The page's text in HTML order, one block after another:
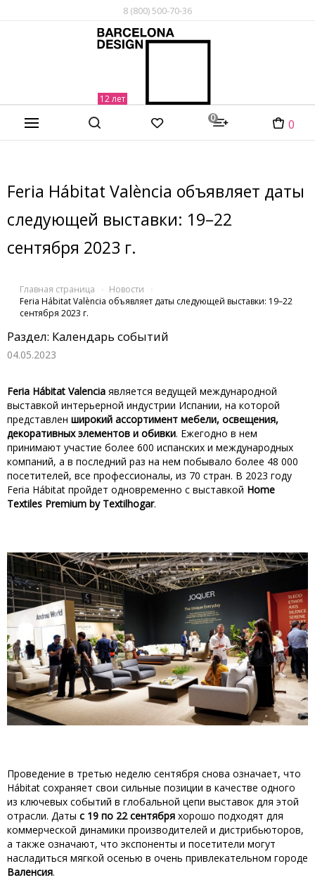
8 (800) 500-70-36
0 0
Feria Hábitat València объявляет даты
следующей выставки: 19–22
сентября 2023 г.
Главная страница
Новости
Feria Hábitat València объявляет даты следующей выставки: 19–22
сентября 2023 г.
Раздел: Календарь событий
04.05.2023
Feria Hábitat Valencia является ведущей международной
выставкой интерьерной индустрии Испании, на которой
представлен широкий ассортимент мебели, освещения,
декоративных элементов и обивки. Ежегодно в нем
принимают участие более 600 испанских и международных
компаний, а в последний раз на нем побывало более 48 000
посетителей, все профессионалы, из 70 стран. В 2023 году
Feria Hábitat пройдет одновременно с выставкой Home
Textiles Premium by Textilhogar.
Проведение в третью неделю сентября снова означает, что
Hábitat сохраняет свои сильные позиции в качестве одного
из ключевых событий в глобальной цепи выставок для этой
отрасли. Даты с 19 по 22 сентября хорошо подходят для
коммерческой динамики производителей и дистрибьюторов,
а также означают, что экспоненты и посетители могут
насладиться мягкой осенью в очень привлекательном городе
Валенсия.